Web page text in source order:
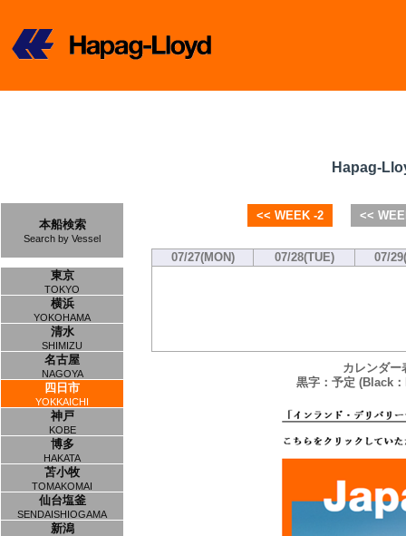
本船検索
Search by Vessel
東京
TOKYO
横浜
YOKOHAMA
清水
SHIMIZU
名古屋
NAGOYA
四日市
YOKKAICHI
神戸
KOBE
博多
HAKATA
苫小牧
TOMAKOMAI
仙台塩釜
SENDAISHIOGAMA
新潟
Hapag-
<< WEEK -2 <<
07/27(MON) 07/28(TUE) 07/
カレンダー
黒字：予定 (Black